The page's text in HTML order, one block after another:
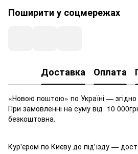
Поширити у соцмережах
Доставка Оплата
«Новою поштою» по Україні — згідно
При замовленні на суму від 10
безкоштовна.
Кур'єром по Києву до під'їзду —